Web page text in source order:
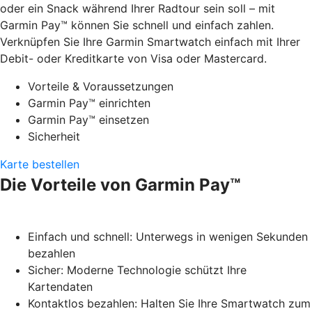
oder ein Snack während Ihrer Radtour sein soll – mit
Garmin Pay™ können Sie schnell und einfach zahlen.
Verknüpfen Sie Ihre Garmin Smartwatch einfach mit Ihrer
Debit- oder Kreditkarte von Visa oder Mastercard.
Vorteile & Voraussetzungen
Garmin Pay™ einrichten
Garmin Pay™ einsetzen
Sicherheit
Karte bestellen
Die Vorteile von Garmin Pay™
Einfach und schnell: Unterwegs in wenigen Sekunden
bezahlen
Sicher: Moderne Technologie schützt Ihre
Kartendaten
Kontaktlos bezahlen: Halten Sie Ihre Smartwatch zum